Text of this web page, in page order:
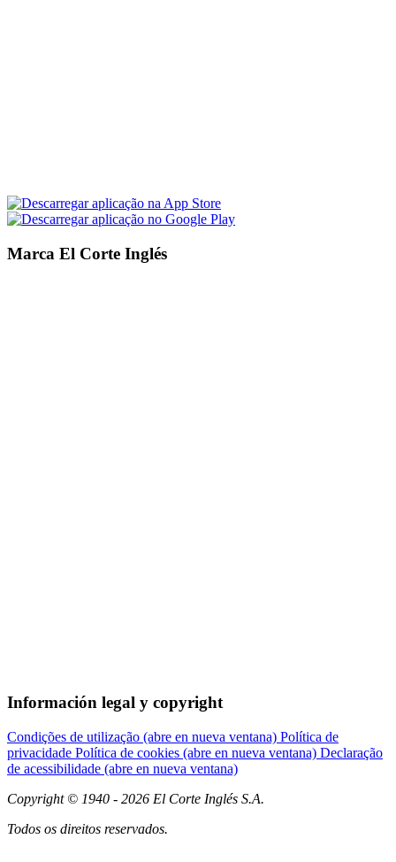
Marca El Corte Inglés
Información legal y copyright
Condições de utilização (abre en nueva ventana) Política de
privacidade Política de cookies (abre en nueva ventana) Declaração
de acessibilidade (abre en nueva ventana)
Copyright © 1940 - 2026 El Corte Inglés S.A.
Todos os direitos reservados.